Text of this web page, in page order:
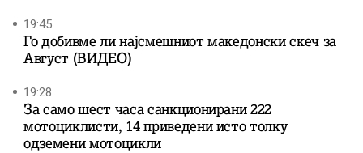
19:45
Го добивме ли најсмешниот македонски скеч за
Август (ВИДЕО)
19:28
За само шест часа санкционирани 222
мотоциклисти, 14 приведени исто толку
одземени мотоцикли